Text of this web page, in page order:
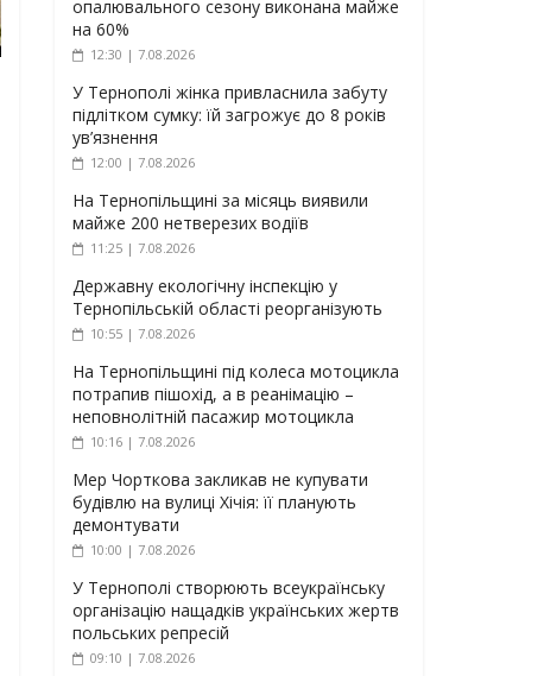
опалювального сезону виконана майже
на 60%
12:30 | 7.08.2026
У Тернополі жінка привласнила забуту
підлітком сумку: їй загрожує до 8 років
ув’язнення
12:00 | 7.08.2026
На Тернопільщині за місяць виявили
майже 200 нетверезих водіїв
11:25 | 7.08.2026
Державну екологічну інспекцію у
Тернопільській області реорганізують
10:55 | 7.08.2026
На Тернопільщині під колеса мотоцикла
потрапив пішохід, а в реанімацію –
неповнолітній пасажир мотоцикла
10:16 | 7.08.2026
Мер Чорткова закликав не купувати
будівлю на вулиці Хічія: її планують
демонтувати
10:00 | 7.08.2026
У Тернополі створюють всеукраїнську
організацію нащадків українських жертв
польських репресій
09:10 | 7.08.2026